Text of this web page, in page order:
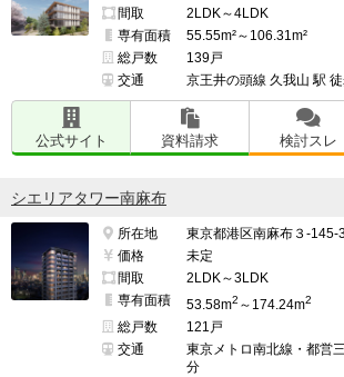
間取
2LDK～4LDK
専有面積
55.55m²～106.31m²
総戸数
139戸
交通
京王井の頭線 久我山 駅
公式サイト 資料請求 検討スレ
シエリアタワー南麻布
所在地
東京都港区南麻布３-145-
価格
未定
間取
2LDK～3LDK
専有面積
53.58m2 ～174.24m2
総戸数
121戸
交通
東京メトロ南北線・都営
分